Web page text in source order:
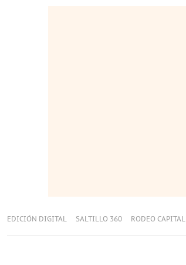
EDICIÓN DIGITAL SALTILLO 360 RODEO CAPITAL